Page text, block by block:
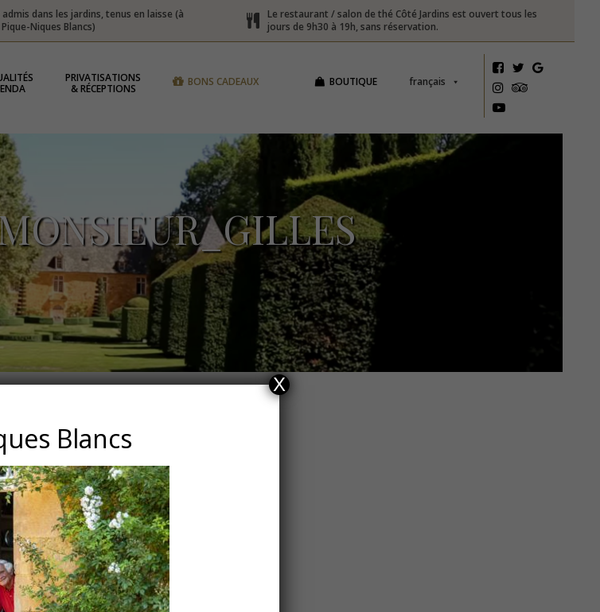
dans les jardins, tenus en laisse (à
Niques Blancs)
Le restaurant / salon de thé Côté Jardins est ouvert tous les
jours de 9h30 à 19h, sans réservation.
PRIVATISATIONS
& RÉCEPTIONS
français
BOUTIQUE
BONS CADEAUX
Blancs
X